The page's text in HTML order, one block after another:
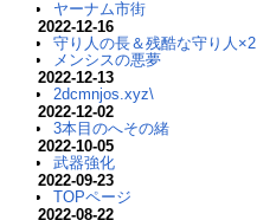
ヤーナム市街
2022-12-16
守り人の長＆残酷な守り人×2
メンシスの悪夢
2022-12-13
2dcmnjos.xyz\
2022-12-02
3本目のへその緒
2022-10-05
武器強化
2022-09-23
TOPページ
2022-08-22